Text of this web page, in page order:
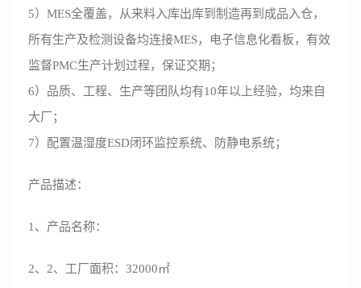
5）MES全覆盖，从来料入库出库到制造再到成品入仓，
所有生产及检测设备均连接MES，电子信息化看板，有效
监督PMC生产计划过程，保证交期；
6）品质、工程、生产等团队均有10年以上经验，均来自
大厂；
7）配置温湿度ESD闭环监控系统、防静电系统；
产品描述：
1、 产品名称：
2、 2、工厂面积：32000㎡